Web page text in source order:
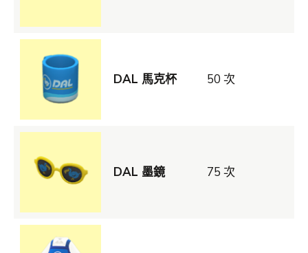
DAL 馬克杯 50 次
DAL 墨鏡 75 次